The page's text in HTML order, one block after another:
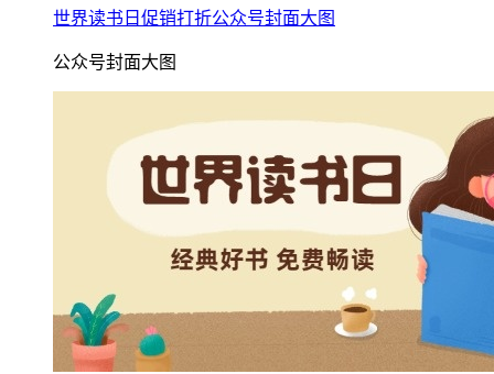
世界读书日促销打折公众号封面大图
公众号封面大图